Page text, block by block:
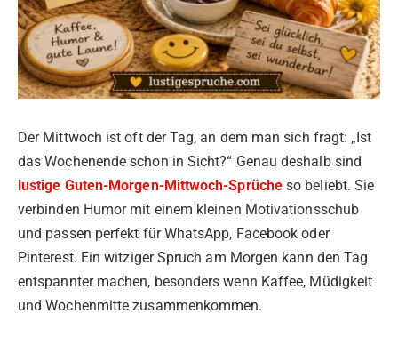
Der Mittwoch ist oft der Tag, an dem man sich fragt: „Ist
das Wochenende schon in Sicht?“ Genau deshalb sind
lustige Guten-Morgen-Mittwoch-Sprücheso beliebt. Sie
verbinden Humor mit einem kleinen Motivationsschub
und passen perfekt für WhatsApp, Facebook oder
Pinterest. Ein witziger Spruch am Morgen kann den Tag
entspannter machen, besonders wenn Kaffee, Müdigkeit
und Wochenmitte zusammenkommen.